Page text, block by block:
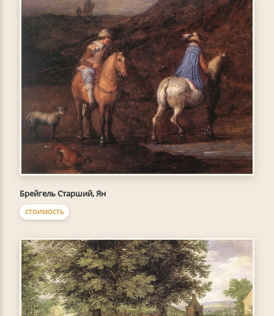
Брейгель Старший, Ян
СТОИМОСТЬ